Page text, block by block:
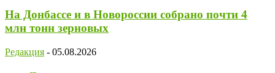
На Донбассе и в Новороссии собрано почти 4
млн тонн зерновых
Редакция - 05.08.2026